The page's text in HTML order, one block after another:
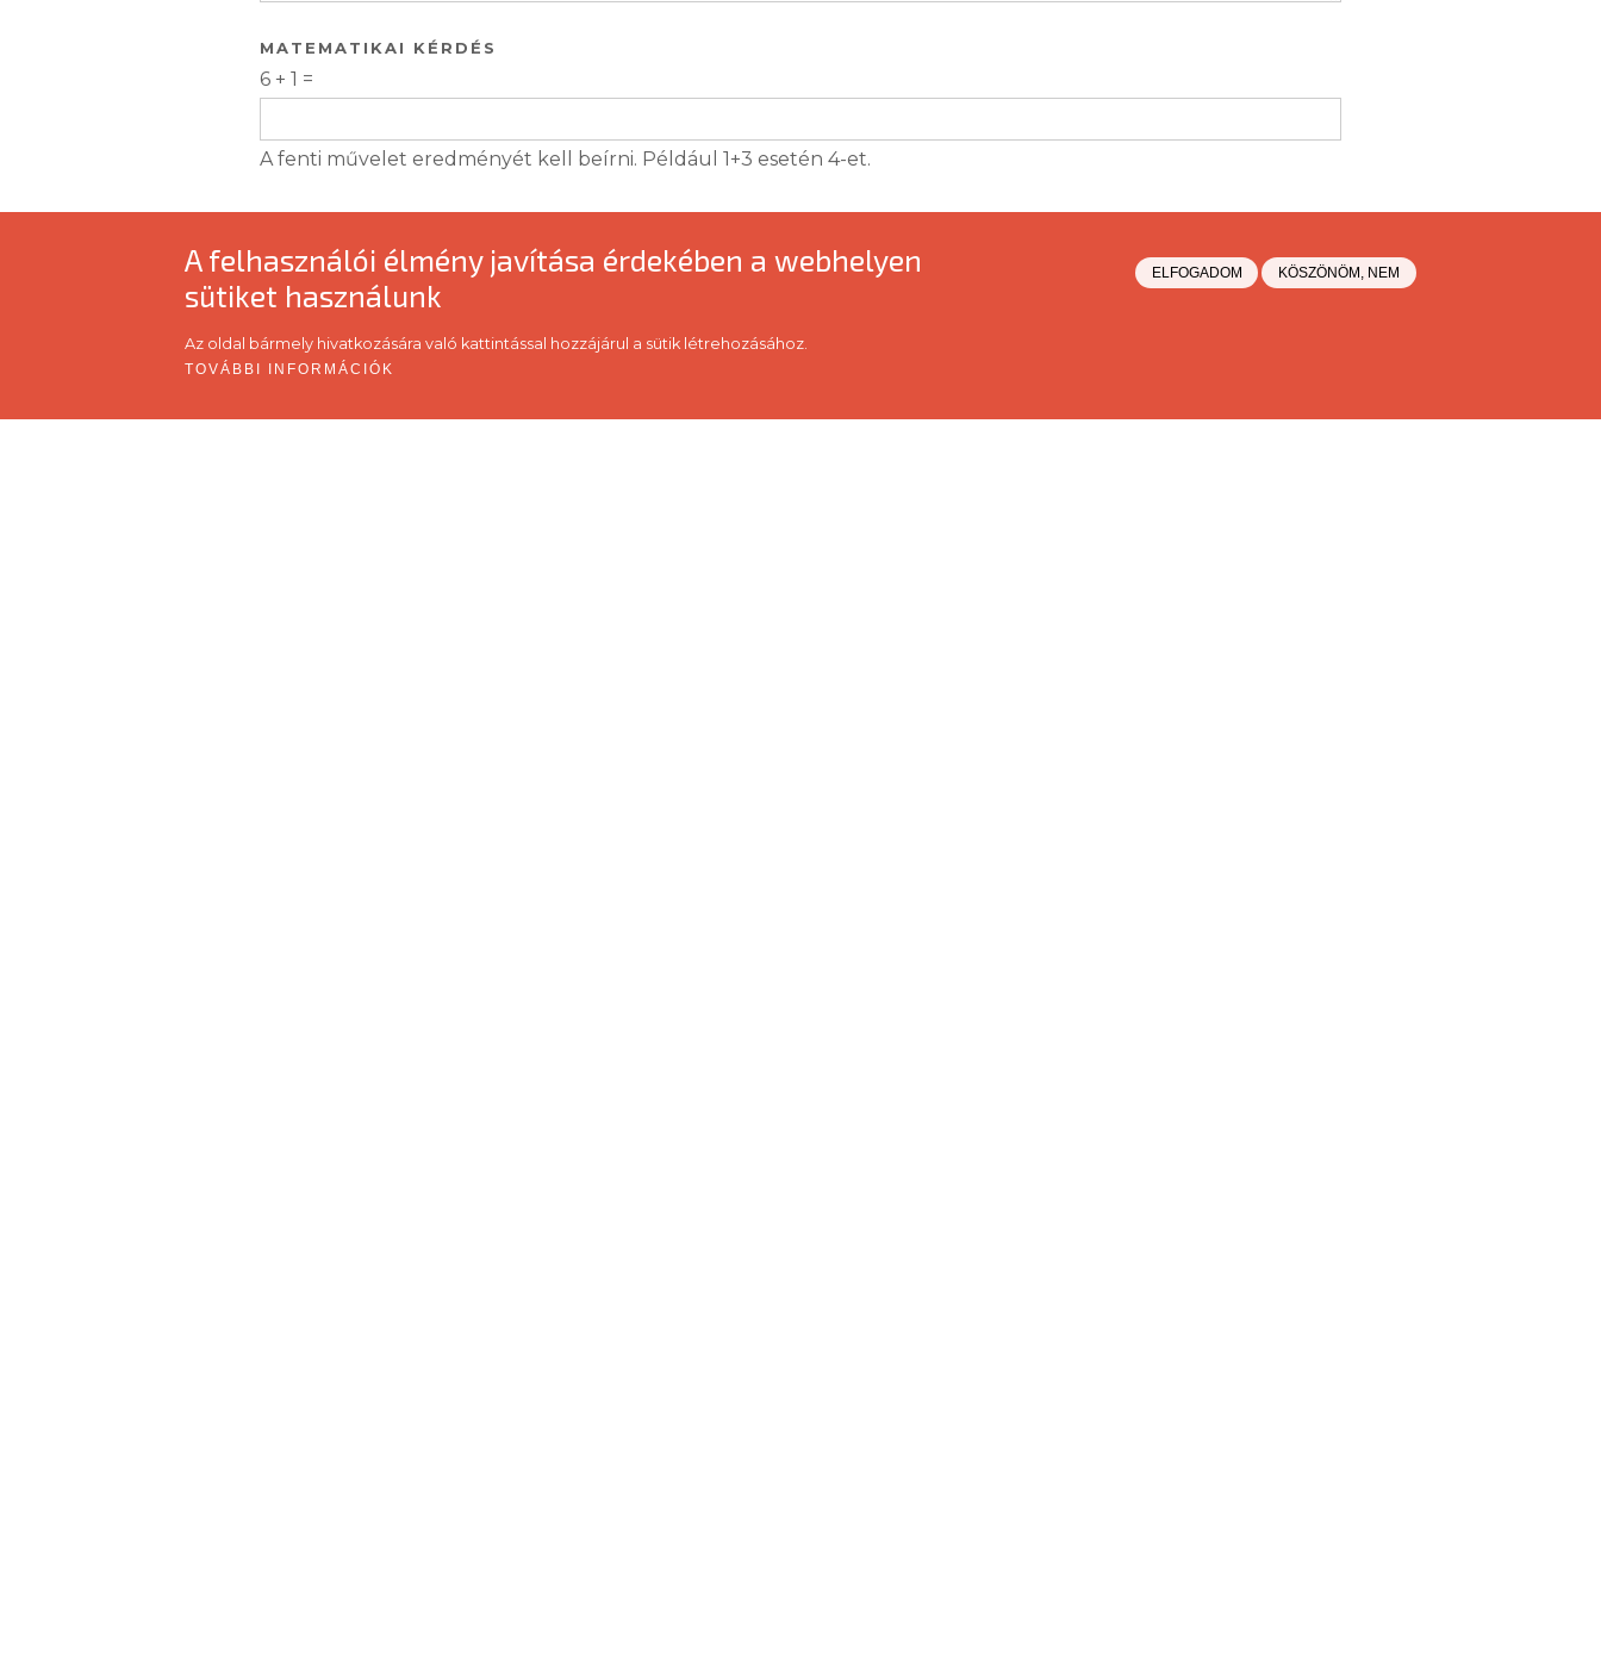
MATEMATIKAI KÉRDÉS
6 + 1 =
A fenti művelet eredményét kell beírni. Például 1+3 esetén 4-et.
A felhasználói élmény javítása érdekében a webhelyen
sütiket használunk
Az oldal bármely hivatkozására való kattintással hozzájárul a sütik létrehozásához.
TOVÁBBI INFORMÁCIÓK
ELFOGADOM KÖSZÖNÖM, NEM